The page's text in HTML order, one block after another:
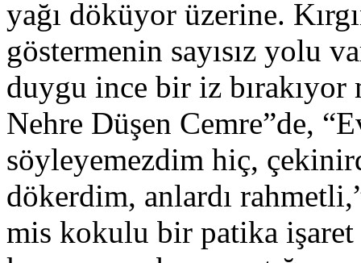
yağı döküyor üzerine.
göstermenin sayısız yolu
duygu ince bir iz bırakıyor
Nehre Düşen Cemre”de,
söyleyemezdim hiç,
dökerdim, anlardı
mis kokulu bir patika